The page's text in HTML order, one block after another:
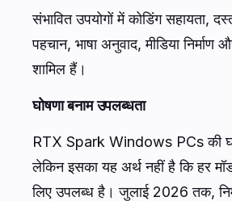
संभावित उपयोगों में कोडिंग सहायता,
पहचान, भाषा अनुवाद, मीडिया
शामिल हैं।
घोषणा बनाम उपलब्धता
RTX Spark Windows PCs की
लेकिन इसका यह अर्थ नहीं है कि हर
लिए उपलब्ध है। जुलाई 2026 तक,